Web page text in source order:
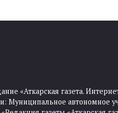
«Аткарская газета.
Муниципальное автономное